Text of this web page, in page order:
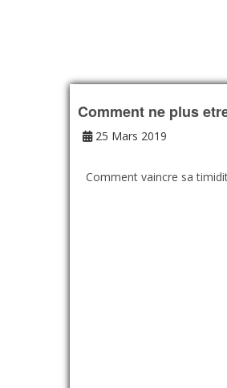
Comment ne plus
25 Mars 2019
Comment vaincre sa